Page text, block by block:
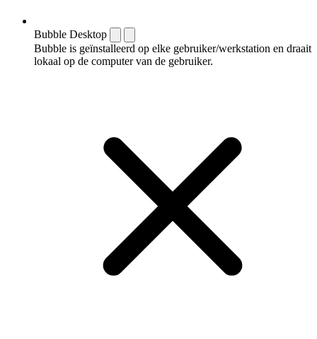
Bubble Desktop
Bubble is geïnstalleerd op elke gebruiker/werkstation en draait
lokaal op de computer van de gebruiker.